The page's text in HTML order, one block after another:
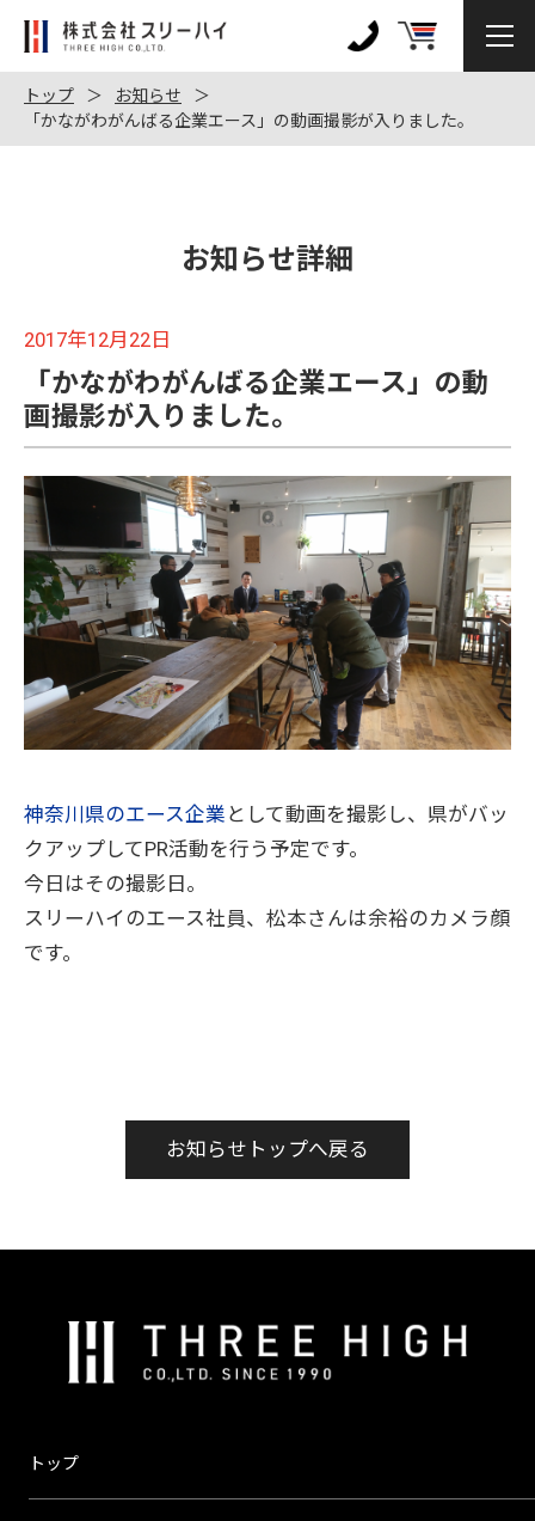
株
会
社
ス
128
トップ
お知らせ
「かながわがんばる企業エース」の動画撮影が入りました。
お知らせ詳細
2017年12月22日
「かながわがんばる企業エース」の動
画撮影が入りました。
神奈川県のエース企業 として動画を撮影し、県がバッ
クアップしてPR活動を行う予定です。
今日はその撮影日。
スリーハイのエース社員、松本さんは余裕のカメラ顔
です。
お知らせトップへ戻る
式
ス
ー
トップ